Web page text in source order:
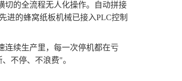
切的全流程无人化操作。自动拼接
的蜂窝纸板机械已接入PLC控制
连续生产里，每一次停机都在亏
不停、不浪费"。